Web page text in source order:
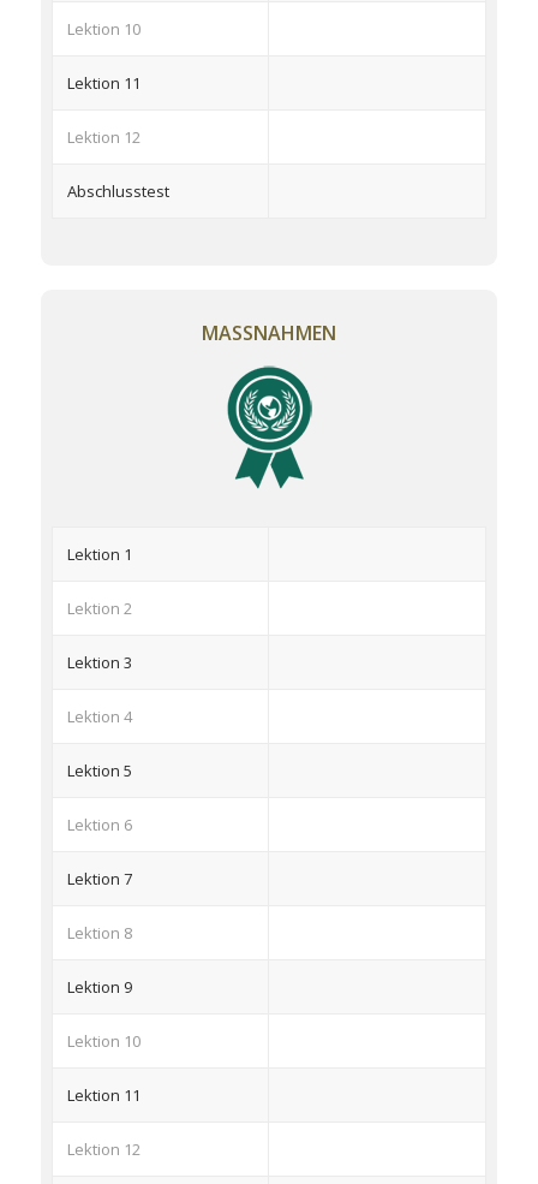
Lektion 10
Lektion 11
Lektion 12
Abschlusstest
MASSNAHMEN
Lektion 1
Lektion 2
Lektion 3
Lektion 4
Lektion 5
Lektion 6
Lektion 7
Lektion 8
Lektion 9
Lektion 10
Lektion 11
Lektion 12